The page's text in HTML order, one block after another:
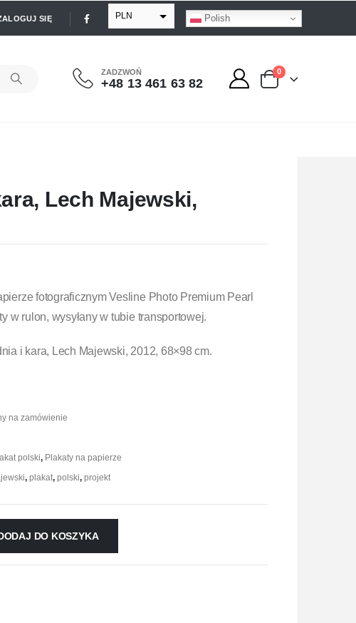
SIĘ PLN
GBP
Polish
ZADZWOŃ
+48 13 461 63 82
0
Lech Majewski,
fotograficznym Vesline Photo Premium Pearl
w rulon, wysyłany w tubie transportowej.
i kara, Lech Majewski, 2012, 68×98 cm.
na zamówienie
polski, Plakaty na papierze
, plakat, polski, projekt
DO KOSZYKA